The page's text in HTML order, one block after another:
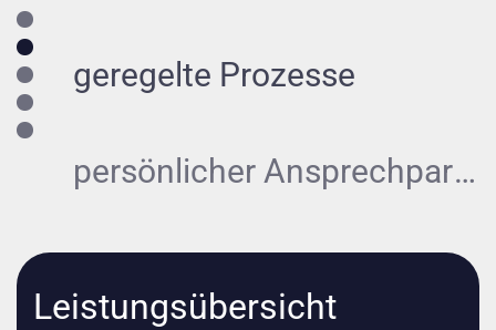
Verfügbarkeit im Notfall
klare Verantwortlichkeiten
Leistungsübersicht